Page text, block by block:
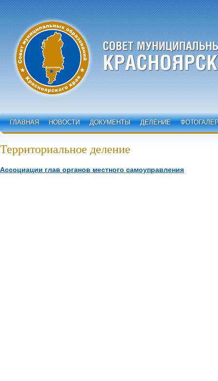
ГЛАВНАЯ НОВОСТИ ДОКУМЕНТЫ ДЕЛЕНИЕ
Территориальное деление
Ассоциации глав органов местного самоуправления